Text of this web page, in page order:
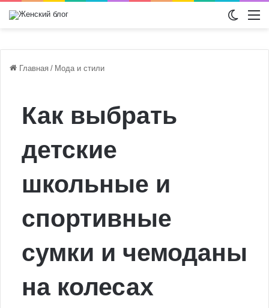
Главная / Мода и стили
Как выбрать
детские
школьные и
спортивные
сумки и чемоданы
на колесах